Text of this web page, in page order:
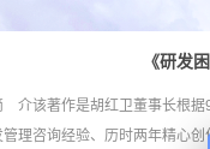
《研发
介该著作是胡红卫董事长根据
管理咨询经验、历时两年精心